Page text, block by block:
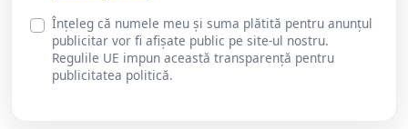
Înțeleg că numele meu și suma plătită pentru anunțul
publicitar vor fi afișate public pe site-ul nostru.
Regulile UE impun această transparență pentru
publicitatea politică.